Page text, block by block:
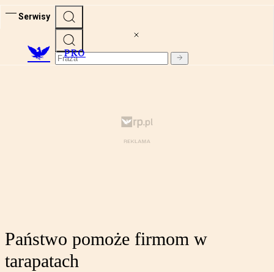
Serwisy
PRO
Państwo pomoże firmom w
tarapatach